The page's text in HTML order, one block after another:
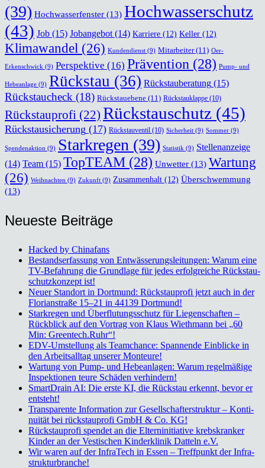
(39) Hochwasserfenster (13) Hochwasserschutz
(43) Job (15) Jobangebot (14) Karriere (12) Keller (12)
Klimawandel (26) Kundendienst (9) Mitarbeiter(11) Oer-
Erkenschwick (9) Perspektive (16) Prävention (28) Pump- und
Hebeanlage (9) Rückstau (36) Rückstauberatung (15)
Rückstaucheck (18) Rückstauebene (11) Rückstauklappe (10)
Rückstauprofi (22) Rückstauschutz (45)
Rückstausicherung (17) Rückstauventil (10) Sicherheit (9) Sommer (9)
Spendenaktion (9) Starkregen (39) Statistik (9) Stellenanzeige
(14) Team (15) TopTEAM (28) Unwetter (13) Wartung
(26) Weihnachten (9) Zukunft (9) Zusammenhalt (12) Überschwemmung
(13)
Neu­es­te Bei­trä­ge
Hacked by Chinaf­ans
Bestands­er­fas­sung von Ent­wäs­se­rungs­lei­tun­gen: War­um eine
TV-Befah­rung die Grund­la­ge für jedes erfolg­rei­che Rückstau­
schutz­kon­zept ist!
Neu­er Stand­ort in Dort­mund: Rück­stau­pro­fi jetzt auch in der
Flo­ri­an­stra­ße 15–21 in 44139 Dort­mund!
Stark­re­gen und Über­flu­tungs­schutz für Lie­gen­schaf­ten –
Rück­blick auf den Vor­trag von Klaus Wieth­mann bei „60
Min: Greentech.Ruhr“!
EDV-Umstel­lung als Team­chan­ce: Span­nen­de Ein­bli­cke in
den Arbeits­all­tag unse­rer Mon­teu­re!
War­tung von Pump- und Hebe­an­la­gen: War­um regel­mä­ßi­ge
Inspek­tio­nen teu­re Schä­den ver­hin­dern!
Smart­Drain AI: Die ers­te KI, die Rück­stau erkennt, bevor er
ent­steht!
Trans­pa­ren­te Infor­ma­ti­on zur Gesell­schaf­ter­struk­tur – Kon­ti­
nui­tät bei rück­stau­pro­fi GmbH & Co. KG!
Rück­stau­pro­fi spen­det an die Eltern­in­itia­ti­ve krebs­kran­ker
Kin­der an der Ves­ti­schen Kin­der­kli­nik Dat­teln e.V.
Wir waren auf der Infra­Tech in Essen – Treff­punkt der Infra­
struk­tur­bran­che!